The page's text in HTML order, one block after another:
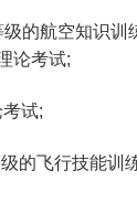
的航空知识
论考试;
试;
的飞行技能训